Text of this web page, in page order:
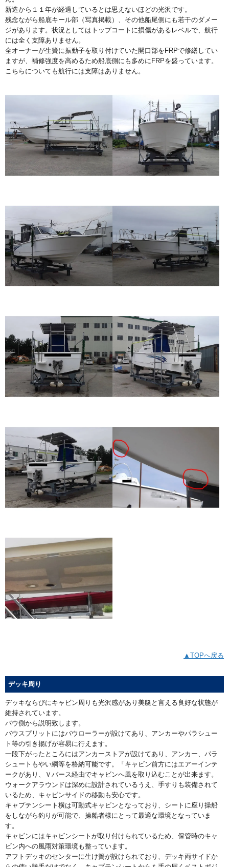
新造から１１年が経過しているとは思えないほどの光沢です。
残念ながら船底キール部（写真掲載）、その他船尾側にも若干のダメー
ジがあります。状況としてはトップコートに損傷があるレベルで、航行
には全く支障ありません。
全オーナーが生簀に振動子を取り付けていた開口部をFRPで修繕してい
ますが、補修強度を高めるため船底側にも多めにFRPを盛っています。
こちらについても航行には支障はありません。
▲TOPへ戻る
デッキ周り
デッキならびにキャビン周りも光沢感があり美艇と言える良好な状態が
維持されています。
バウ側から説明致します。
バウスプリットにはバウローラーが設けてあり、アンカーやパラシュー
ト等の引き揚げが容易に行えます。
一段下がったところにはアンカーストアが設けてあり、アンカー、パラ
シュートもやい綱等を格納可能です。「キャビン前方にはエアーインテ
ークがあり、Ｖバース経由でキャビンへ風を取り込むことが出来ます。
ウォークアラウンドは深めに設計されているうえ、手すりも装備されて
いるため、キャビンサイドの移動も安心です。
キャプテンシート横は可動式キャビンとなっており、シートに座り操船
をしながら釣りが可能で、操船者様にとって最適な環境となっていま
す。
キャビンにはキャビンシートが取り付けられているため、保管時のキャ
ビン内への風雨対策環境も整っています。
アフトデッキのセンターに生け簀が設けられており、デッキ両サイドか